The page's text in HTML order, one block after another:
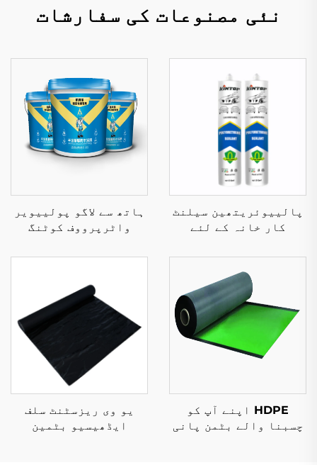
نئی مصنوعات کی سفارشات
پالییوئریتھین سیلنٹ
کار خانہ کے لئے
ہاتھ سے لاگو پولییویر
واٹرپرووف کوٹنگ
HDPE اپنے آپ کو
چسبنا والے بٹمن پانی
یو وی ریزسٹنٹ سلف
ایڈھیسیو بٹمین